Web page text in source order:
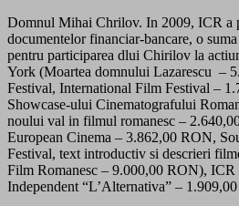
Domnul Mihai Chrilov. In 2009, ICR a
documentelor financiar-bancare, o
pentru participarea dlui Chirilov la
York (Moartea domnului Lazarescu –
Festival, International Film Festival –
Showcase-ului Cinematografului
noului val in filmul romanesc –
European Cinema – 3.862,00 RON,
Festival, text introductiv si descrieri
Film Romanesc – 9.000,00 RON),
Independent “L’Alternativa” –